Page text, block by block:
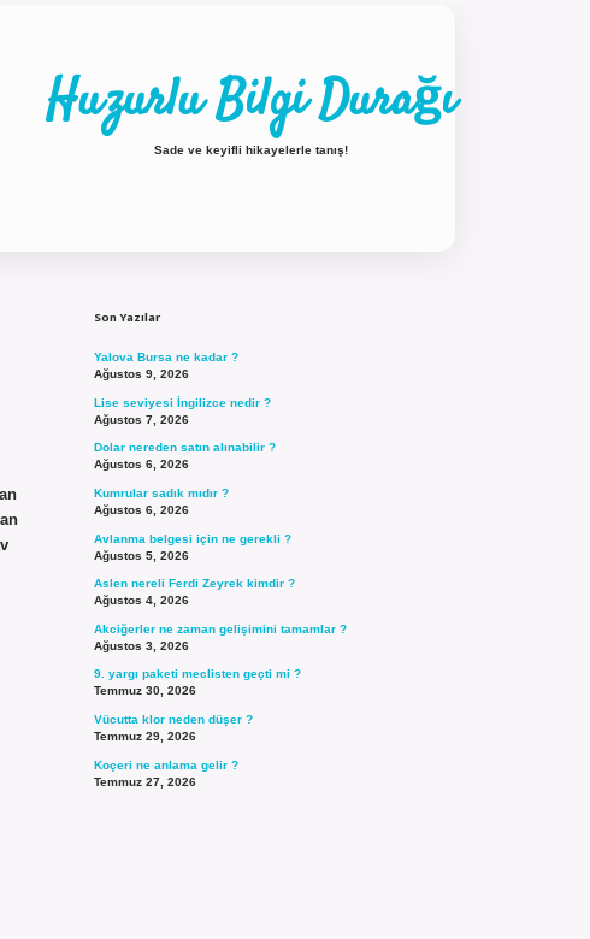
Huzurlu Bilgi Durağı
Sade ve keyifli hikayelerle tanış!
Son Yazılar
Yalova Bursa ne kadar ?
Ağustos 9, 2026
Lise seviyesi İngilizce nedir ?
Ağustos 7, 2026
Dolar nereden satın alınabilir ?
Ağustos 6, 2026
Kumrular sadık mıdır ?
Ağustos 6, 2026
Avlanma belgesi için ne gerekli ?
Ağustos 5, 2026
Aslen nereli Ferdi Zeyrek kimdir ?
Ağustos 4, 2026
Akciğerler ne zaman gelişimini tamamlar ?
Ağustos 3, 2026
9. yargı paketi meclisten geçti mi ?
Temmuz 30, 2026
Vücutta klor neden düşer ?
Temmuz 29, 2026
Koçeri ne anlama gelir ?
Temmuz 27, 2026